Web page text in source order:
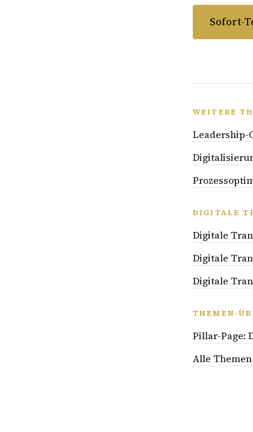
Sofort-
WEITERE
Leadership-
DIGITALE
Digitale
Digitale
Digitale
THEMEN-
Pillar-Page:
Alle Themen